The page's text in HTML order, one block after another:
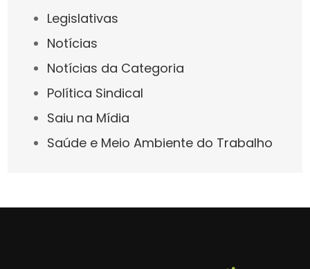
Legislativas
Notícias
Notícias da Categoria
Política Sindical
Saiu na Mídia
Saúde e Meio Ambiente do Trabalho